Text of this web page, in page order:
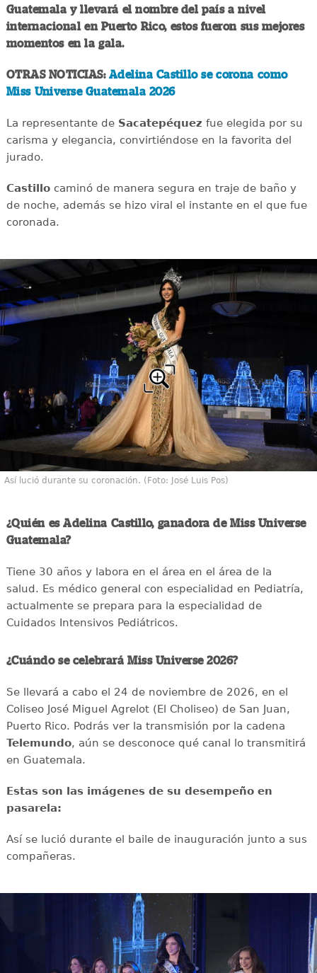
Guatemala y llevará el nombre del país a nivel
internacional en Puerto Rico, estos fueron sus mejores
momentos en la gala.
OTRAS NOTICIAS: Adelina Castillo se corona como
Miss Universe Guatemala 2026
La representante de Sacatepéquez fue elegida por su
carisma y elegancia, convirtiéndose en la favorita del
jurado.
Castillocaminó de manera segura en traje de baño y
de noche, además se hizo viral el instante en el que fue
coronada.
Así lució durante su coronación. (Foto: José Luis Pos)
¿Quién es Adelina Castillo, ganadora de Miss Universe
Guatemala?
Tiene 30 años y labora en el área en el área de la
salud. Es médico general con especialidad en Pediatría,
actualmente se prepara para la especialidad de
Cuidados Intensivos Pediátricos.
¿Cuándo se celebrará Miss Universe 2026?
Se llevará a cabo el 24 de noviembre de 2026, en el
Coliseo José Miguel Agrelot (El Choliseo) de San Juan,
Puerto Rico. Podrás ver la transmisión por la cadena
Telemundo, aún se desconoce qué canal lo transmitirá
en Guatemala.
Estas son las imágenes de su desempeño en
pasarela:
Así se lució durante el baile de inauguración junto a sus
compañeras.